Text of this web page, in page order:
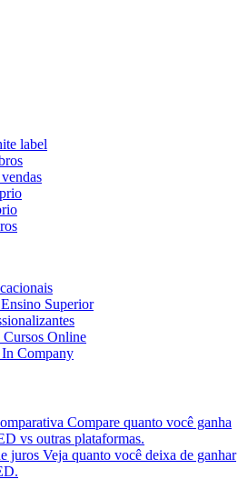
label
Superior
Cursos Online
Company
Compare quanto você ganha
vs outras plataformas.
juros Veja quanto você deixa de ganhar